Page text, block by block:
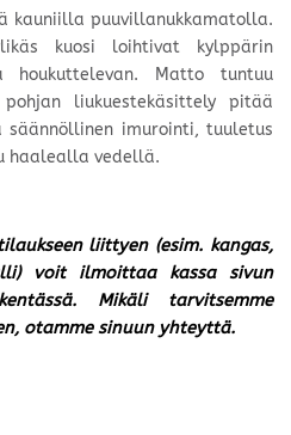
kauniilla puuvillanukkamatolla.
kuosi loihtivat kylppärin
houkuttelevan. Matto tuntuu
liukuestekäsittely pitää
imurointi, tuuletus
haalealla vedellä.
liittyen (esim. kangas,
voit ilmoittaa kassa sivun
Mikäli tarvitsemme
otamme sinuun yhteyttä.